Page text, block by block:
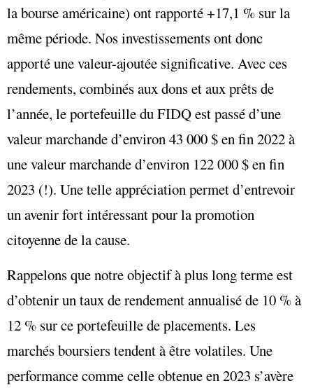
la bourse américaine) ont rapporté +17,1 % sur la
même période. Nos investissements ont donc
apporté une valeur-ajoutée significative. Avec ces
rendements, combinés aux dons et aux prêts de
l’année, le portefeuille du FIDQ est passé d’une
valeur marchande d’environ 43 000 $ en fin 2022 à
une valeur marchande d’environ 122 000 $ en fin
2023 (!). Une telle appréciation permet d’entrevoir
un avenir fort intéressant pour la promotion
citoyenne de la cause.
Rappelons que notre objectif à plus long terme est
d’obtenir un taux de rendement annualisé de 10 % à
12 % sur ce portefeuille de placements. Les
marchés boursiers tendent à être volatiles. Une
performance comme celle obtenue en 2023 s’avère